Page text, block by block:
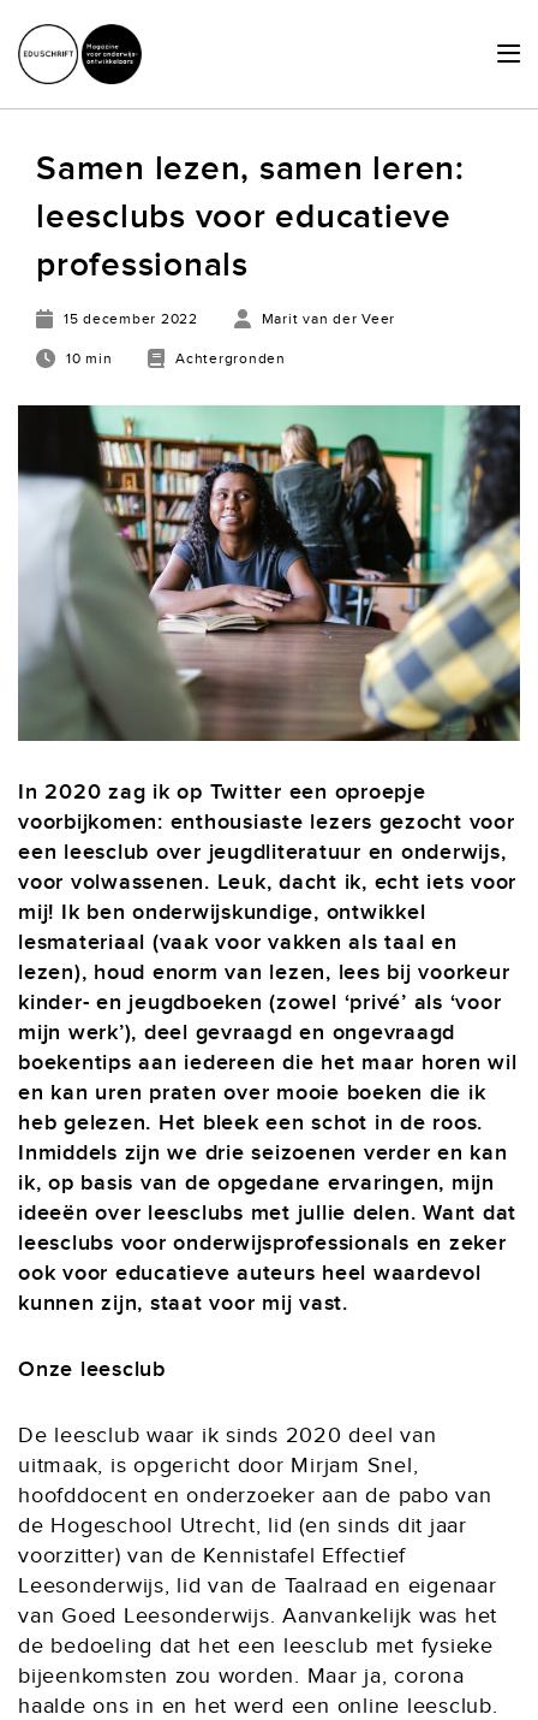
ACTUEEL
JURIDISCHE ZAKEN
OVER ONS
LID WORDEN
Samen lezen, samen leren:
leesclubs voor educatieve
professionals
15 december 2022 Marit van der Veer
10 min Achtergronden
In 2020 zag ik op Twitter een oproepje
voorbijkomen: enthousiaste lezers gezocht voor
een leesclub over jeugdliteratuur en onderwijs,
voor volwassenen. Leuk, dacht ik, echt iets voor
mij! Ik ben onderwijskundige, ontwikkel
lesmateriaal (vaak voor vakken als taal en
lezen), houd enorm van lezen, lees bij voorkeur
kinder- en jeugdboeken (zowel ‘privé’ als ‘voor
mijn werk’), deel gevraagd en ongevraagd
boekentips aan iedereen die het maar horen wil
en kan uren praten over mooie boeken die ik
heb gelezen. Het bleek een schot in de roos.
Inmiddels zijn we drie seizoenen verder en kan
ik, op basis van de opgedane ervaringen, mijn
ideeën over leesclubs met jullie delen. Want dat
leesclubs voor onderwijsprofessionals en zeker
ook voor educatieve auteurs heel waardevol
kunnen zijn, staat voor mij vast.
Onze leesclub
De leesclub waar ik sinds 2020 deel van
uitmaak, is opgericht door Mirjam Snel,
hoofddocent en onderzoeker aan de pabo van
de Hogeschool Utrecht, lid (en sinds dit jaar
voorzitter) van de Kennistafel Effectief
Leesonderwijs, lid van de Taalraad en eigenaar
van Goed Leesonderwijs. Aanvankelijk was het
de bedoeling dat het een leesclub met fysieke
bijeenkomsten zou worden. Maar ja, corona
haalde ons in en het werd een online leesclub.